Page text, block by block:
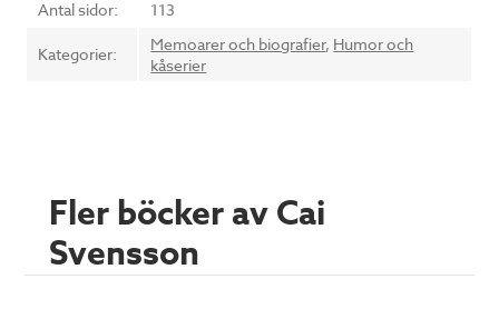
Antal sidor: 113
Kategorier: Memoarer och biografier, Humor och
kåserier
Fler böcker av Cai
Svensson